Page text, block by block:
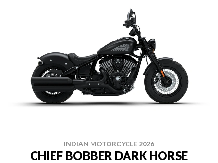
INDIAN MOTORCYCLE 2026
CHIEF BOBBER DARK HORSE